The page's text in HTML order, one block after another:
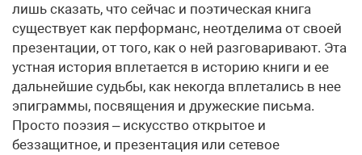
лишь сказать, что сейчас и поэтическая книга
существует как перформанс, неотделима от своей
презентации, от того, как о ней разговаривают. Эта
устная история вплетается в историю книги и ее
дальнейшие судьбы, как некогда вплетались в нее
эпиграммы, посвящения и дружеские письма.
Просто поэзия – искусство открытое и
беззащитное, и презентация или сетевое